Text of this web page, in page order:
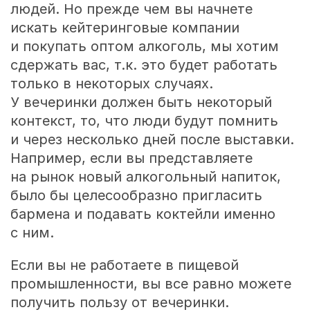
людей. Но прежде чем вы начнете
искать кейтеринговые компании
и покупать оптом алкоголь, мы хотим
сдержать вас, т.к. это будет работать
только в некоторых случаях.
У вечеринки должен быть некоторый
контекст, то, что люди будут помнить
и через несколько дней после выставки.
Например, если вы представляете
на рынок новый алкогольный напиток,
было бы целесообразно пригласить
бармена и подавать коктейли именно
с ним.
Если вы не работаете в пищевой
промышленности, вы все равно можете
получить пользу от вечеринки.